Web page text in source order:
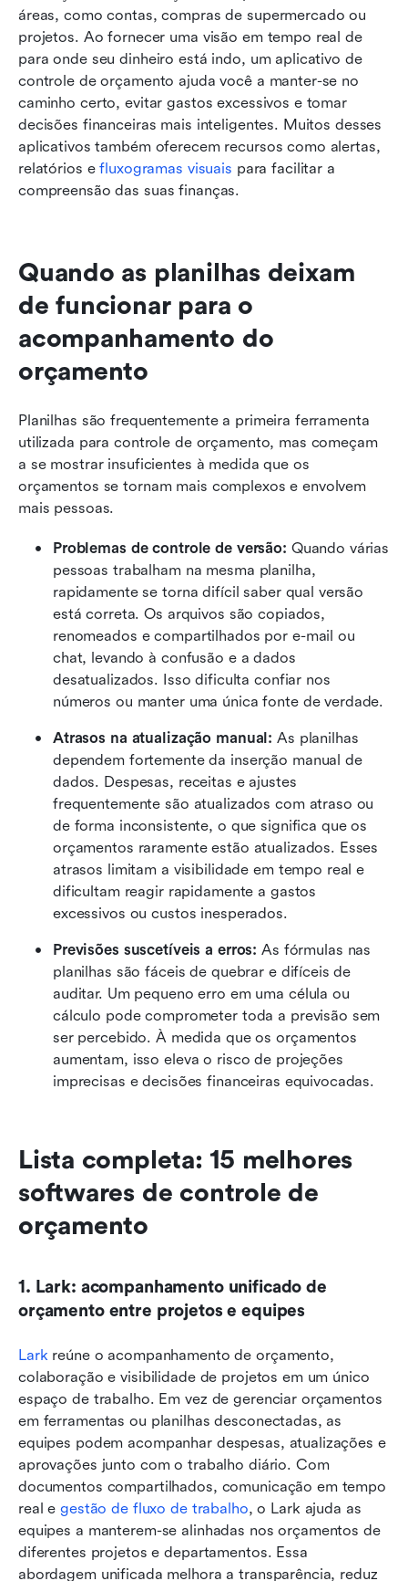
áreas, como contas, compras de supermercado ou
projetos. Ao fornecer uma visão em tempo real de
para onde seu dinheiro está indo, um aplicativo de
controle de orçamento ajuda você a manter-se no
caminho certo, evitar gastos excessivos e tomar
decisões financeiras mais inteligentes. Muitos desses
aplicativos também oferecem recursos como alertas,
relatórios e fluxogramas visuais para facilitar a
compreensão das suas finanças.
Quando as planilhas deixam
de funcionar para o
acompanhamento do
orçamento
Planilhas são frequentemente a primeira ferramenta
utilizada para controle de orçamento, mas começam
a se mostrar insuficientes à medida que os
orçamentos se tornam mais complexos e envolvem
mais pessoas.
Problemas de controle de versão: Quando várias
pessoas trabalham na mesma planilha,
rapidamente se torna difícil saber qual versão
está correta. Os arquivos são copiados,
renomeados e compartilhados por e-mail ou
chat, levando à confusão e a dados
desatualizados. Isso dificulta confiar nos
números ou manter uma única fonte de verdade.
Atrasos na atualização manual: As planilhas
dependem fortemente da inserção manual de
dados. Despesas, receitas e ajustes
frequentemente são atualizados com atraso ou
de forma inconsistente, o que significa que os
orçamentos raramente estão atualizados. Esses
atrasos limitam a visibilidade em tempo real e
dificultam reagir rapidamente a gastos
excessivos ou custos inesperados.
Previsões suscetíveis a erros: As fórmulas nas
planilhas são fáceis de quebrar e difíceis de
auditar. Um pequeno erro em uma célula ou
cálculo pode comprometer toda a previsão sem
ser percebido. À medida que os orçamentos
aumentam, isso eleva o risco de projeções
imprecisas e decisões financeiras equivocadas.
Lista completa: 15 melhores
softwares de controle de
orçamento
1. Lark: acompanhamento unificado de
orçamento entre projetos e equipes
Lark reúne o acompanhamento de orçamento,
colaboração e visibilidade de projetos em um único
espaço de trabalho. Em vez de gerenciar orçamentos
em ferramentas ou planilhas desconectadas, as
equipes podem acompanhar despesas, atualizações e
aprovações junto com o trabalho diário. Com
documentos compartilhados, comunicação em tempo
real e gestão de fluxo de trabalho, o Lark ajuda as
equipes a manterem-se alinhadas nos orçamentos de
diferentes projetos e departamentos. Essa
abordagem unificada melhora a transparência, reduz